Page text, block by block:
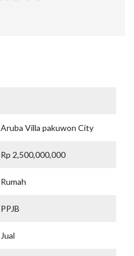
Aruba Villa pakuwon City
Rp 2,500,000,000
Rumah
PPJB
Jual